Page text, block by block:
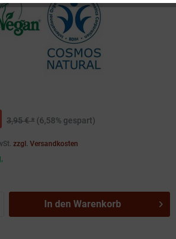
3,95 € * (6,58% gespart)
zzgl. Versandkosten
In den Warenkorb